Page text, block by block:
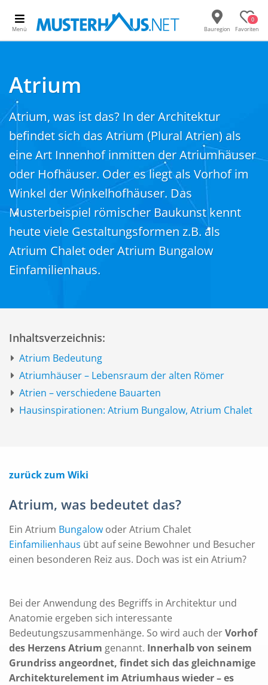
Menü Bauregion
0
Favoriten
Atrium
Atrium, was ist das? In der Architektur
befindet sich das Atrium (Plural Atrien) als
eine Art Innenhof inmitten der Atriumhäuser
oder Hofhäuser. Oder es liegt als Vorhof im
Winkel der Winkelhofhäuser. Das
Musterbeispiel römischer Baukunst kennt
heute viele Gestaltungsformen z.B. als
Atrium Chalet oder Atrium Bungalow
Einfamilienhaus.
Inhaltsverzeichnis:
Atrium Bedeutung
Atriumhäuser – Lebensraum der alten Römer
Atrien – verschiedene Bauarten
Hausinspirationen: Atrium Bungalow, Atrium Chalet
zurück zum Wiki
Atrium, was bedeutet das?
Ein Atrium Bungalow oder Atrium Chalet
Einfamilienhaus übt auf seine Bewohner und Besucher
einen besonderen Reiz aus. Doch was ist ein Atrium?
Bei der Anwendung des Begriffs in Architektur und
Anatomie ergeben sich interessante
Bedeutungszusammenhänge. So wird auch derVorhof
des Herzens Atrium genannt. Innerhalb von seinem
Grundriss angeordnet, findet sich das gleichnamige
Architekturelement im Atriumhaus wieder – es